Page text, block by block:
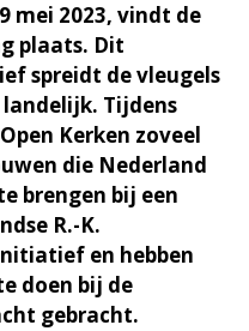
mei 2023, vindt de
plaats. Dit
spreidt de vleugels
Tijdens
Kerken zoveel
die Nederland
brengen bij een
R.-K.
en hebben
doen bij de
gebracht.